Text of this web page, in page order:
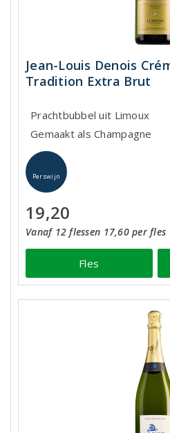
Jean-Louis Denois
Tradition Extra Brut
Prachtbubbel uit Limoux
Gemaakt als Champagne
Perswijn
19,20
Vanaf 12 flessen 17,60 per fles
Fles